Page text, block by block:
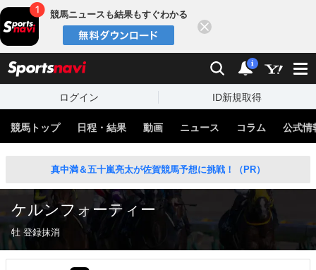
競馬ニュースも結果もすぐわかる
検索 通知
i
ログイン ID新規取得
競馬トップ 日程・結果 動画 ニュース コラム 公式情
真中満＆五十嵐亮太が佐賀競馬予想に挑戦！（PR）
ケルンフォーティー
牡 登録抹消